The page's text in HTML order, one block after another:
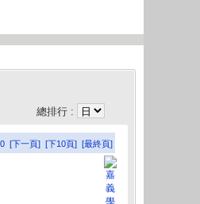
總排行 :
[下一頁] [下10頁] [最終頁]